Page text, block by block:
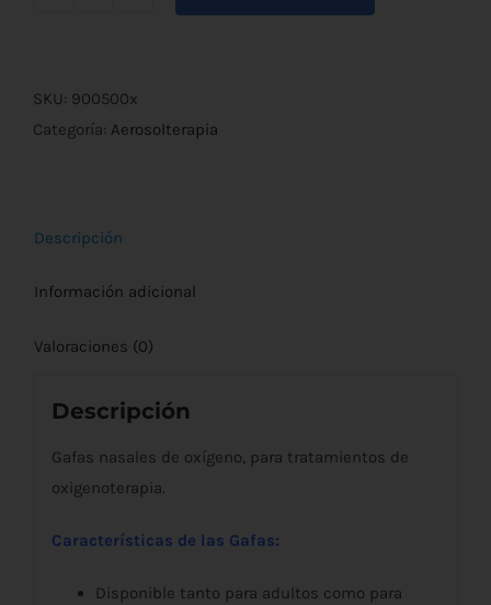
Oxígeno
cantidad
SKU: 900500x
Categoría: Aerosolterapia
Descripción
Información adicional
Valoraciones (0)
Descripción
Gafas nasales de oxígeno, para tratamientos de
oxigenoterapia.
Características de las Gafas:
Disponible tanto para adultos como para